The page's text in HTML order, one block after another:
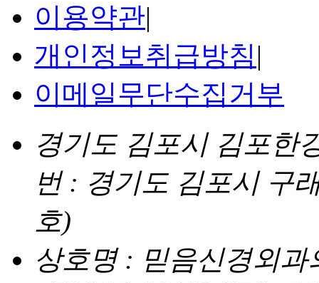
이용약관|
개인정보취급방침 |
이메일무단수집거부
경기도 김포시 김포한
번 : 경기도 김포시 구
호)
상호명 : 믿음신경외